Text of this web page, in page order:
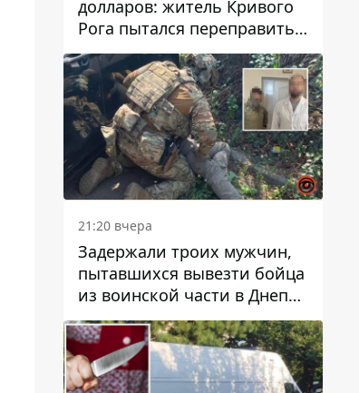
долларов: житель Кривого
Рога пытался переправить
мужчину в Словакию
21:20 вчера
Задержали троих мужчин,
пытавшихся вывезти бойца
из воинской части в Днепр
за 7 тысяч долларов: среди
них был врач